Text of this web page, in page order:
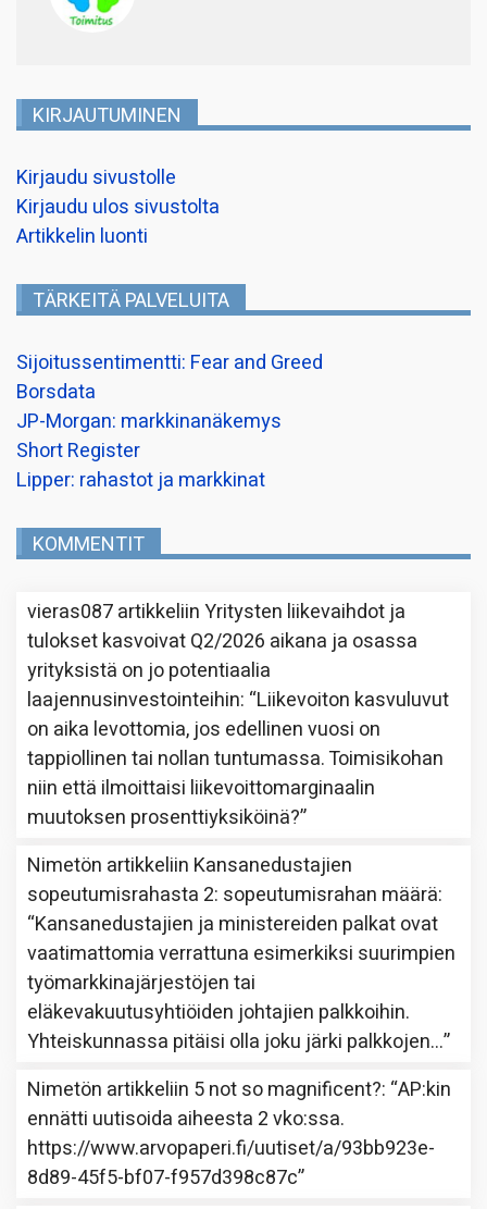
KIRJAUTUMINEN
Kirjaudu sivustolle
Kirjaudu ulos sivustolta
Artikkelin luonti
TÄRKEITÄ PALVELUITA
Sijoitussentimentti: Fear and Greed
Borsdata
JP-Morgan: markkinanäkemys
Short Register
Lipper: rahastot ja markkinat
KOMMENTIT
vieras087artikkeliinYritysten liikevaihdot ja
tulokset kasvoivat Q2/2026 aikana ja osassa
yrityksistä on jo potentiaalia
laajennusinvestointeihin: “Liikevoiton kasvuluvut
on aika levottomia, jos edellinen vuosi on
tappiollinen tai nollan tuntumassa. Toimisikohan
niin että ilmoittaisi liikevoittomarginaalin
muutoksen prosenttiyksiköinä?”
Nimetön artikkeliin Kansanedustajien
sopeutumisrahasta 2: sopeutumisrahan määrä:
“Kansanedustajien ja ministereiden palkat ovat
vaatimattomia verrattuna esimerkiksi suurimpien
työmarkkinajärjestöjen tai
eläkevakuutusyhtiöiden johtajien palkkoihin.
Yhteiskunnassa pitäisi olla joku järki palkkojen…”
Nimetön artikkeliin 5 not so magnificent?: “AP:kin
ennätti uutisoida aiheesta 2 vko:ssa.
https://www.arvopaperi.fi/uutiset/a/93bb923e-
8d89-45f5-bf07-f957d398c87c”